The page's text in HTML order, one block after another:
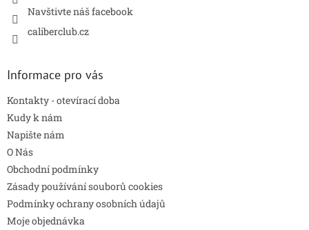
Navštivte náš facebook
caliberclub.cz
Informace pro vás
Kontakty - otevírací doba
Kudy k nám
Napište nám
O Nás
Obchodní podmínky
Zásady používání souborů cookies
Podmínky ochrany osobních údajů
Moje objednávka